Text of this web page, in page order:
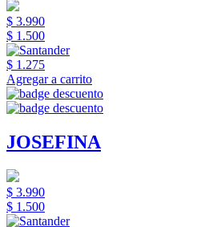
$ 3.990
$ 1.500
$ 1.275
Agregar a carrito
JOSEFINA
$ 3.990
$ 1.500